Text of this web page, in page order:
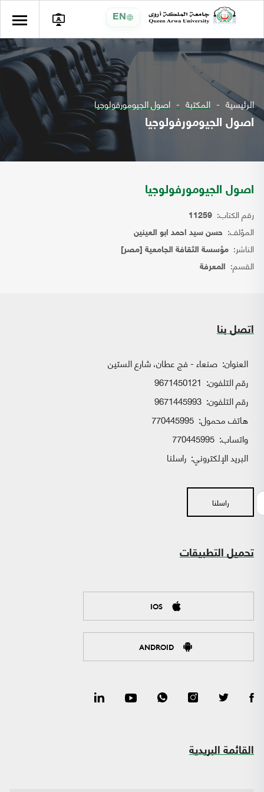
EN
الرئيسية المكتبة اصول الجيومورفولوجيا
اصول الجيومورفولوجيا
اصول الجيومورفولوجيا
رقم الكتاب: 11259
المؤلف: حسن سيد احمد ابو العينين
الناشر: مؤسسة الثقافة الجامعية [مصر]
القسم: المعرفة
اتصل بنا
العنوان: صنعاء - فج عطان، شارع الستين
رقم التلفون: 9671450121
رقم التلفون: 9671445993
هاتف محمول: 770445995
واتساب:
البريد الإلكتروني: راسلنا
راسلنا
تحميل التطبيقات
IOS
ANDROID
القائمة البريدية